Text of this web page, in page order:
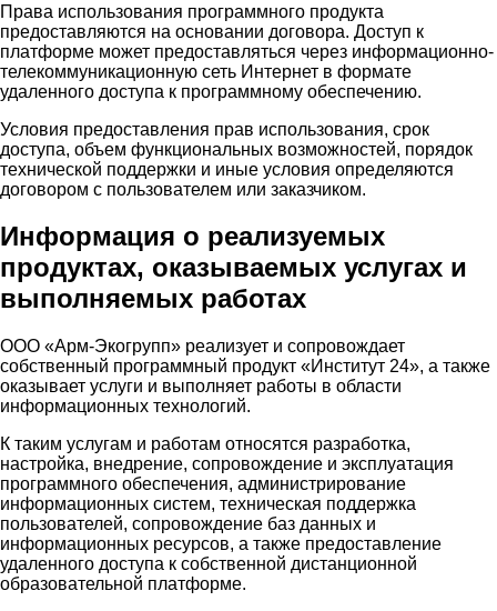
Права использования программного продукта
предоставляются на основании договора. Доступ к
платформе может предоставляться через информационно-
телекоммуникационную сеть Интернет в формате
удаленного доступа к программному обеспечению.
Условия предоставления прав использования, срок
доступа, объем функциональных возможностей, порядок
технической поддержки и иные условия определяются
договором с пользователем или заказчиком.
Информация о реализуемых
продуктах, оказываемых услугах и
выполняемых работах
ООО «Арм-Экогрупп» реализует и сопровождает
собственный программный продукт «Институт 24», а также
оказывает услуги и выполняет работы в области
информационных технологий.
К таким услугам и работам относятся разработка,
настройка, внедрение, сопровождение и эксплуатация
программного обеспечения, администрирование
информационных систем, техническая поддержка
пользователей, сопровождение баз данных и
информационных ресурсов, а также предоставление
удаленного доступа к собственной дистанционной
образовательной платформе.